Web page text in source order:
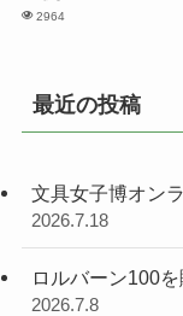
2964
最近の投稿
文具女子博オン
2026.7.18
ロルバーン100
2026.7.8